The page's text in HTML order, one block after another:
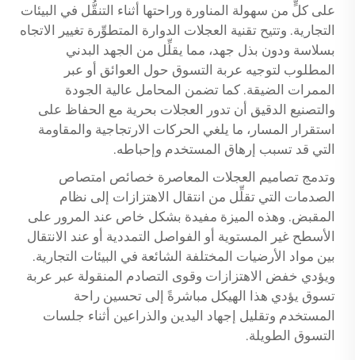
على كلٍّ من سهولة المناورة وراحتها أثناء التنقُّل في البيئات
التجارية. وتتيح تقنية العجلات الدوارة المتطوِّرة تغيير الاتجاه
بسلاسة ودون بذل جهد، مما يقلِّل من الجهد البدني
المطلوب لتوجيه عربة التسوق حول العوائق أو عبر
الممرات الضيقة. كما تضمن المحامل عالية الجودة
والتصنيع الدقيق أن تدور العجلات بحرية مع الحفاظ على
استقرار المسار، ما يلغي الحركات الارتجاجية والمقاومة
التي قد تسبب إرهاق المستخدم وإحباطه.
وتدمج تصاميم العجلات المعاصرة خصائص امتصاص
الصدمات التي تقلِّل من انتقال الاهتزازات إلى نظام
المقبض. وهذه الميزة مفيدة بشكل خاص عند المرور على
الأسطح غير المستوية أو الفواصل التمددية أو عند الانتقال
بين مواد الأرضيات المختلفة الشائعة في البيئات التجارية.
ويؤدي خفض الاهتزازات وقوى التصادم المنقولة عبر عربة
تسوق يؤدي هذا الهيكل مباشرةً إلى تحسين راحة
المستخدم وتقليل إجهاد اليدين والذراعين أثناء جلسات
التسوق الطويلة.